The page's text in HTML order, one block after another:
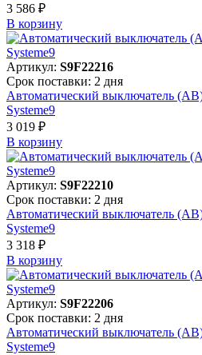
3 586 ₽
В корзинy
Артикул: S9F22216
Срок поставки: 2 дня
Автоматический выключатель
Systeme9
3 019 ₽
В корзинy
Артикул: S9F22210
Срок поставки: 2 дня
Автоматический выключатель
Systeme9
3 318 ₽
В корзинy
Артикул: S9F22206
Срок поставки: 2 дня
Автоматический выключатель
Systeme9